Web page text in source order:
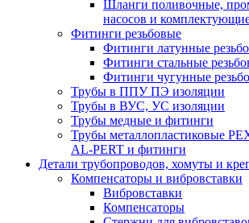
Шланги поливочные,
насосов и
Фитинги резьбовые
Фитинги латунные
Фитинги стальные
Фитинги чугунные
Трубы в ППУ ПЭ изоляции
Трубы в ВУС, УС изоляции
Трубы медные и фитинги
Трубы металлопластиковые
AL-PERT и фитинги
Детали трубопроводов, хомуты и
Компенсаторы и вибровставки
Вибровставки
Компенсаторы